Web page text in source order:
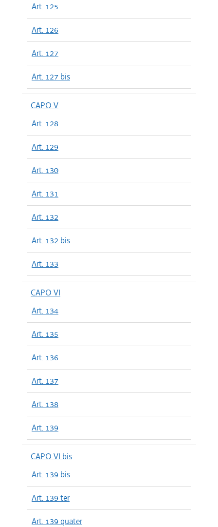
Art. 125
Art. 126
Art. 127
Art. 127 bis
CAPO V
Art. 128
Art. 129
Art. 130
Art. 131
Art. 132
Art. 132 bis
Art. 133
CAPO VI
Art. 134
Art. 135
Art. 136
Art. 137
Art. 138
Art. 139
CAPO VI bis
Art. 139 bis
Art. 139 ter
Art. 139 quater